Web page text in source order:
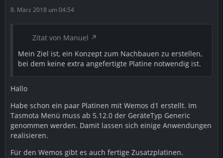
8. März 2018 um 04:54
Zitat von Manuel
Mein Ziel ist, ein Konzept zum Nachbauen zu erstellen,
bei dem keine extra angefertigte Platine notwendig ist.
Hallo
Habe schon ein paar Platinen mit Wemos d1 erstellt. Im
Tasmota Menü muss ab 5.12.0 der GeräteTyp Generic
genommen werden. Damit lassen sich einige Anwendungen
realisieren.
Für den Wemos gibt es auch fertige Zusatzplatinen.